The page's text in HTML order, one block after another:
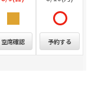
空席確認 予約する